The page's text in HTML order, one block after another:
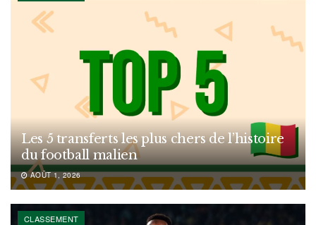
Les 5 transferts les plus chers de l’histoire
du football malien
AOÛT 1, 2026
CLASSEMENT